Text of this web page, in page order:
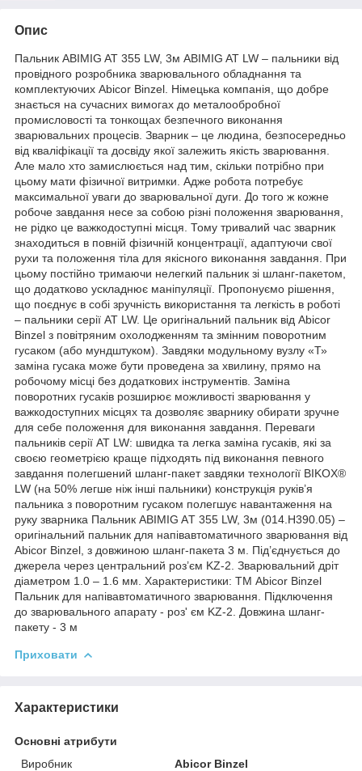
Опис
Пальник ABIMIG AT 355 LW, 3м ABIMIG AT LW – пальники від
провідного розробника зварювального обладнання та
комплектуючих Abicor Binzel. Німецька компанія, що добре
знається на сучасних вимогах до металообробної
промисловості та тонкощах безпечного виконання
зварювальних процесів. Зварник – це людина, безпосередньо
від кваліфікації та досвіду якої залежить якість зварювання.
Але мало хто замислюється над тим, скільки потрібно при
цьому мати фізичної витримки. Адже робота потребує
максимальної уваги до зварювальної дуги. До того ж кожне
робоче завдання несе за собою різні положення зварювання,
не рідко це важкодоступні місця. Тому тривалий час зварник
знаходиться в повній фізичній концентрації, адаптуючи свої
рухи та положення тіла для якісного виконання завдання. При
цьому постійно тримаючи нелегкий пальник зі шланг-пакетом,
що додатково ускладнює маніпуляції. Пропонуємо рішення,
що поєднує в собі зручність використання та легкість в роботі
– пальники серії AT LW. Це оригінальний пальник від Abicor
Binzel з повітряним охолодженням та змінним поворотним
гусаком (або мундштуком). Завдяки модульному вузлу «Т»
заміна гусака може бути проведена за хвилину, прямо на
робочому місці без додаткових інструментів. Заміна
поворотних гусаків розширює можливості зварювання у
важкодоступних місцях та дозволяє зварнику обирати зручне
для себе положення для виконання завдання. Переваги
пальників серії AT LW: швидка та легка заміна гусаків, які за
своєю геометрією краще підходять під виконання певного
завдання полегшений шланг-пакет завдяки технології BIKOX®
LW (на 50% легше ніж інші пальники) конструкція руків’я
пальника з поворотним гусаком полегшує навантаження на
руку зварника Пальник ABIMIG AТ 355 LW, 3м (014.H390.05) –
оригінальний пальник для напівавтоматичного зварювання від
Abicor Binzel, з довжиною шланг-пакета 3 м. Під’єднується до
джерела через центральний роз’єм KZ-2. Зварювальний дріт
діаметром 1.0 – 1.6 мм. Характеристики: ТМ Abicor Binzel
Пальник для напівавтоматичного зварювання. Підключення
до зварювального апарату - роз' єм KZ-2. Довжина шланг-
пакету - 3 м
Приховати
Характеристики
Основні атрибути
Виробник
Abicor Binzel